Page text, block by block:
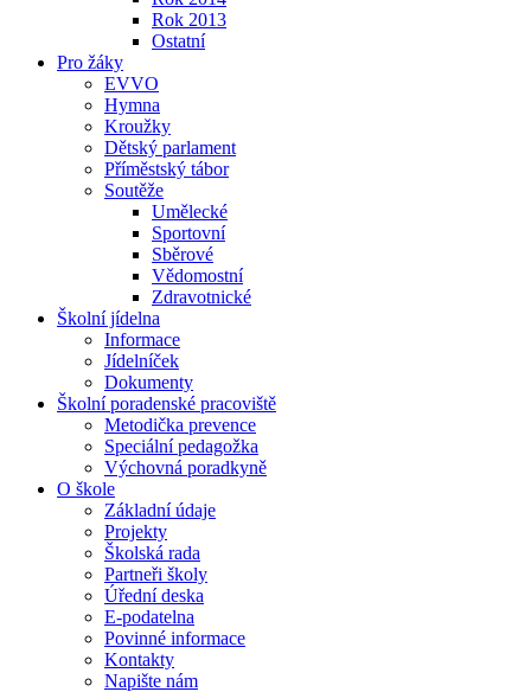
Rok 2013
Ostatní
Pro žáky
EVVO
Hymna
Kroužky
Dětský parlament
Příměstský tábor
Soutěže
Umělecké
Sportovní
Sběrové
Vědomostní
Zdravotnické
Školní jídelna
Informace
Jídelníček
Dokumenty
Školní poradenské pracoviště
Metodička prevence
Speciální pedagožka
Výchovná poradkyně
O škole
Základní údaje
Projekty
Školská rada
Partneři školy
Úřední deska
E-podatelna
Povinné informace
Kontakty
Napište nám